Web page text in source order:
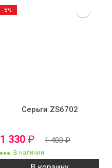
Серьги ZS6702
1 330 ₽ 1 400₽
В наличии
-5%